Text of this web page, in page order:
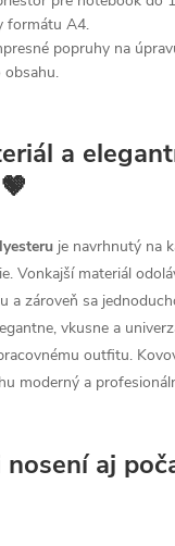
formátu A4.
popruhy na
obsahu.
a
je navrhnutý na
Vonkajší materiál
a zároveň sa
vkusne a
outfitu.
moderný a
aj